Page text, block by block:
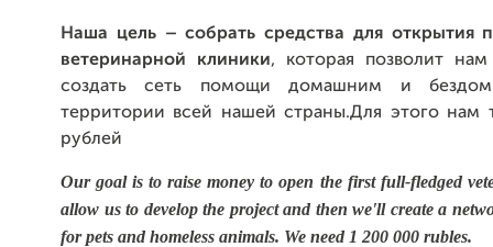
Наша цель – собрать средства для открытия
ветеринарной клиники, которая позволит
создать сеть помощи домашним и
территории всей нашей страны.Для этого нам
рублей
Our goal is to raise money to open the first full-fledged
allow us to develop the project and then we'll create a
for pets and homeless animals. We need 1 200 000 rubles.